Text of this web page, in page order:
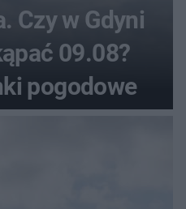
Czy w Gdyni
09.08?
pogodowe